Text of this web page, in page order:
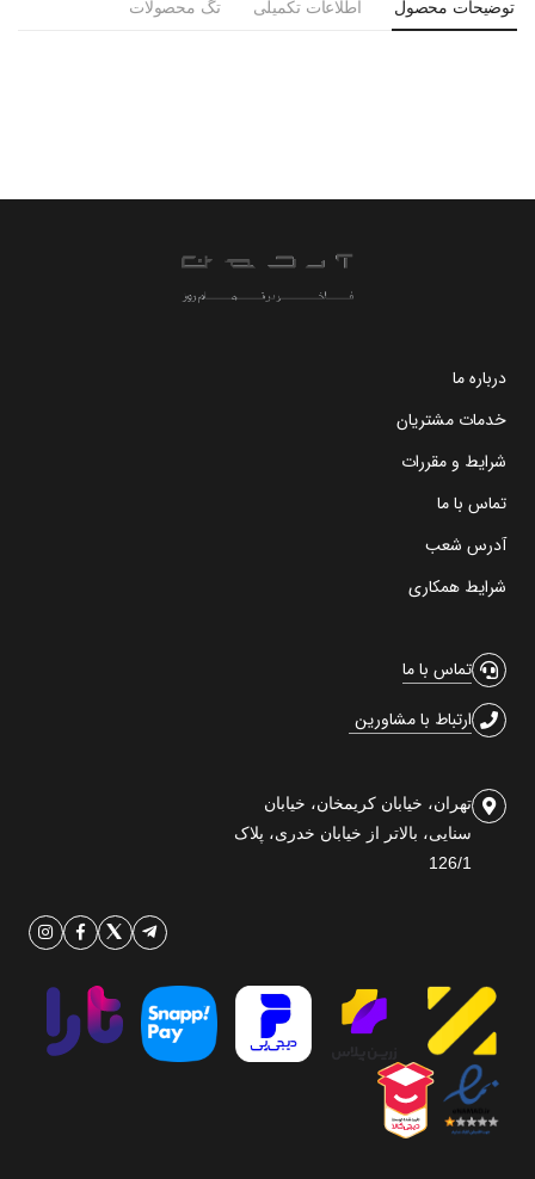
توضیحات محصول اطلاعات تکمیلی تگ محصولات
درباره ما
خدمات مشتریان
شرایط و مقررات
تماس با ما
آدرس شعب
شرایط همکاری
تماس با ما
ارتباط با مشاورین
تهران، خیابان کریمخان، خیابان
سنایی، بالاتر از خیابان خدری، پلاک
126/1